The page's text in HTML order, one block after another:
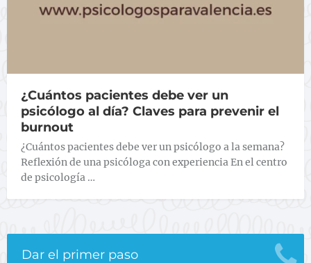
¿Cuántos pacientes debe ver un
psicólogo al día? Claves para prevenir el
burnout
¿Cuántos pacientes debe ver un psicólogo a la semana?
Reflexión de una psicóloga con experiencia En el centro
de psicología …
Dar el primer paso